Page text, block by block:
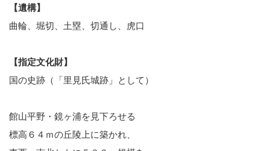
【遺構】
曲輪、堀切、土塁、切通し、虎口
【指定文化財】
国の史跡（「里見氏城跡」として）
館山平野・鏡ヶ浦を見下ろせる
標高６４ｍの丘陵上に築かれ、